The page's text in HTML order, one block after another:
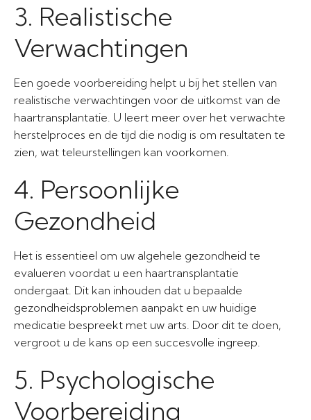
3. Realistische
Verwachtingen
Een goede voorbereiding helpt u bij het stellen van
realistische verwachtingen voor de uitkomst van de
haartransplantatie. U leert meer over het verwachte
herstelproces en de tijd die nodig is om resultaten te
zien, wat teleurstellingen kan voorkomen.
4. Persoonlijke
Gezondheid
Het is essentieel om uw algehele gezondheid te
evalueren voordat u een haartransplantatie
ondergaat. Dit kan inhouden dat u bepaalde
gezondheidsproblemen aanpakt en uw huidige
medicatie bespreekt met uw arts. Door dit te doen,
vergroot u de kans op een succesvolle ingreep.
5. Psychologische
Voorbereiding